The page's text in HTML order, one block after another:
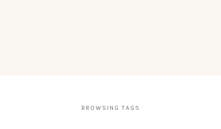
BROWSING TAGS